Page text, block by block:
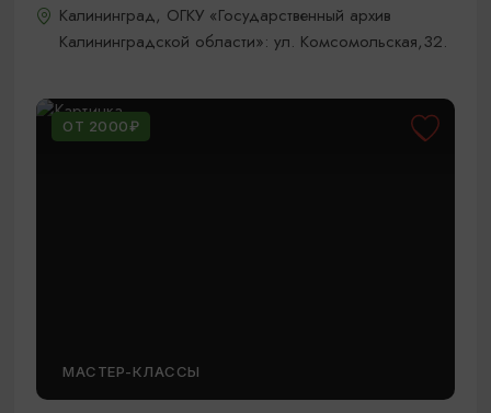
Калининград, ОГКУ «Государственный архив
Калининградской области»: ул. Комсомольская,32.
ОТ 2000₽
МАСТЕР-КЛАССЫ